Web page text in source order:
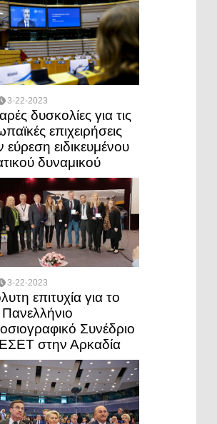
3-22-2023
δυσκολίες για τις
επιχειρήσεις
εύρεση ειδικευμένου
δυναμικού
3-22-2023
επιτυχία για το
Συνέδριο
στην Αρκαδία